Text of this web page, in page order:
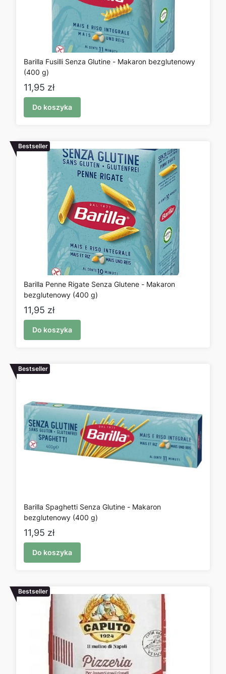
Barilla Fusilli Senza Glutine - Makaron bezglutenowy
(400 g)
Cena
11,95 zł
Do koszyka
Bestseller
Barilla Penne Rigate Senza Glutene - Makaron
bezglutenowy (400 g)
Cena
11,95 zł
Do koszyka
Bestseller
Barilla Spaghetti Senza Glutine - Makaron
bezglutenowy (400 g)
Cena
11,95 zł
Do koszyka
Bestseller